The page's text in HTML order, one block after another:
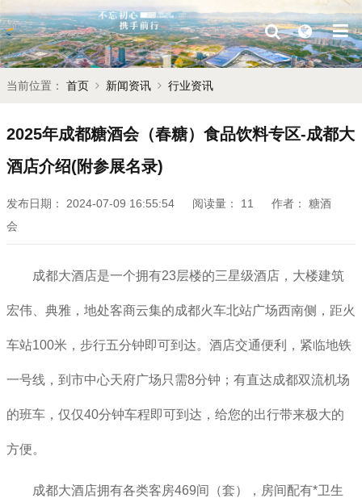
当前位置： 首页 新闻资讯 行业资讯
2025年成都糖酒会（春糖）食品饮料专区-成都大
酒店介绍(附参展名录)
发布日期： 2024-07-09 16:55:54 阅读量： 11 作者：
糖酒
会
成都大酒店是一个拥有23层楼的三星级酒店，大楼建筑
宏伟、典雅，地处客商云集的成都火车北站广场西南侧，距火
车站100米，步行五分钟即可到达。酒店交通便利，紧临地铁
一号线，到市中心天府广场只需8分钟；有直达成都双流机场
的班车，仅仅40分钟车程即可到达，给您的出行带来极大的
方便。
成都大酒店拥有各类客房469间（套），房间配有*卫生